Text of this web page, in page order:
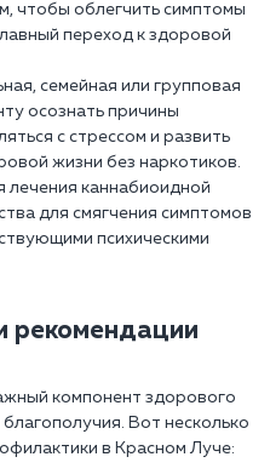
чтобы облегчить симптомы
переход к здоровой
семейная или групповая
осознать причины
с стрессом и развить
жизни без наркотиков.
лечения каннабиоидной
для смягчения симптомов
психическими
рекомендации
компонент здорового
Вот несколько
в Красном Луче: